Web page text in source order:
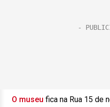
O museu fica na Rua 15 de